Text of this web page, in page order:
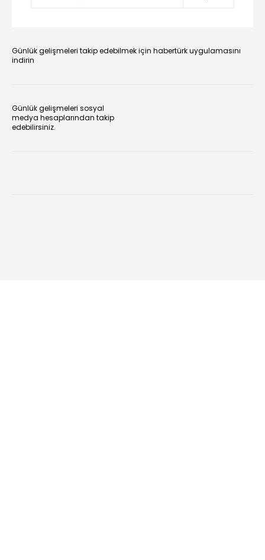
Günlük gelişmeleri takip edebilmek için habertürk uygulamasını
indirin
Günlük gelişmeleri sosyal
medya hesaplarından takip
edebilirsiniz.